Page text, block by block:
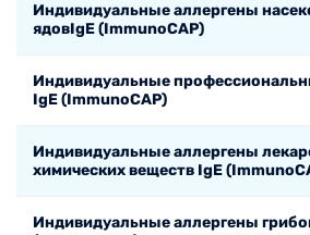
Индивидуальные аллергены
ядовIgE (ImmunoCAP)
Индивидуальные
IgE (ImmunoCAP)
Индивидуальные аллергены
химических веществ IgE
Индивидуальные аллергены